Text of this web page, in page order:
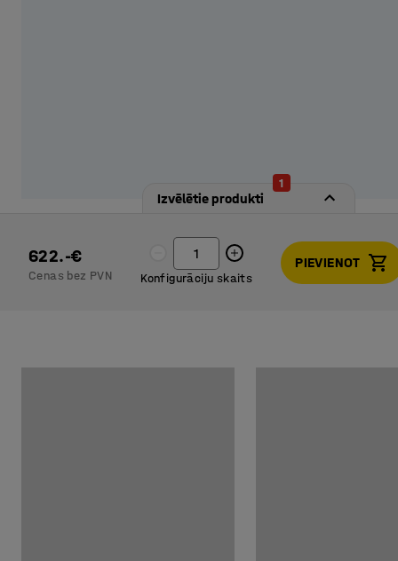
Izvēlētie produkti
1
622.-€
Cenas bez PVN Konfigurāciju skaits
PIEVIENOT